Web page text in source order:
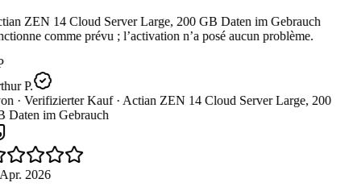
ZEN 14 Cloud Server Large, 200 GB Daten im Gebrauch
comme prévu ; l’activation n’a posé aucun problème.
P.
· Verifizierter Kauf · Actian ZEN 14 Cloud Server Large, 200
Daten im Gebrauch
2026